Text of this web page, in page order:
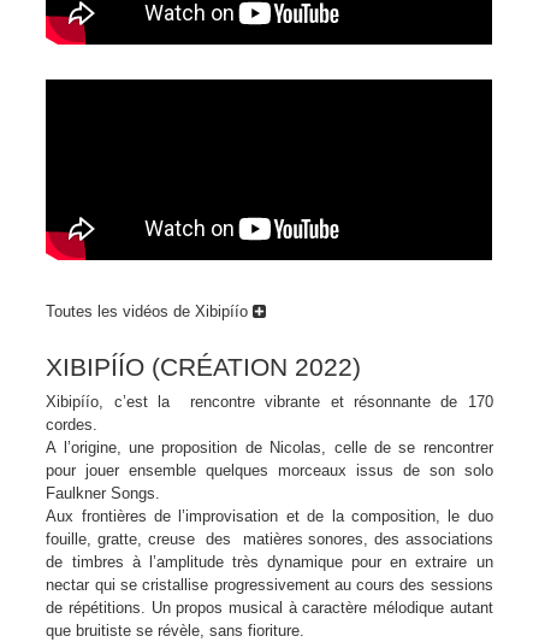
Toutes les vidéos de Xibipíío
XIBIPÍÍO (CRÉATION 2022)
Xibipíío, c’est la rencontre vibrante et résonnante de 170
cordes.
A l’origine, une proposition de Nicolas, celle de se rencontrer
pour jouer ensemble quelques morceaux issus de son solo
Faulkner Songs.
Aux frontières de l’improvisation et de la composition, le duo
fouille, gratte, creuse des matières sonores, des associations
de timbres à l’amplitude très dynamique pour en extraire un
nectar qui se cristallise progressivement au cours des sessions
de répétitions. Un propos musical à caractère mélodique autant
que bruitiste se révèle, sans fioriture.